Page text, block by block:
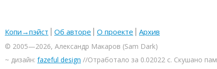
Копи→пэйст Об авторе О проекте Архив
© 2005—2026, Александр Макаров (Sam Dark)
~ дизайн: fazeful design //Отработало за 0.02022 с. Скушано